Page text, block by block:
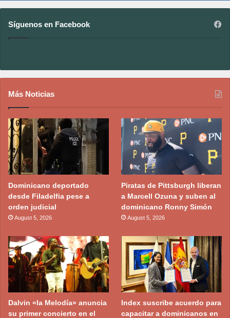
Síguenos en Facebook
Más Noticias
Dominicano deportado
desde Filadelfia pese a
orden judicial
August 5, 2026
Piratas de Pittsburgh liberan
a Marcell Ozuna y suben al
dominicano Ronny Simón
August 5, 2026
Dalvin «la Melodía» anuncia
su primer concierto en el
Index suscribe acuerdo para
capacitar a dominicanos en